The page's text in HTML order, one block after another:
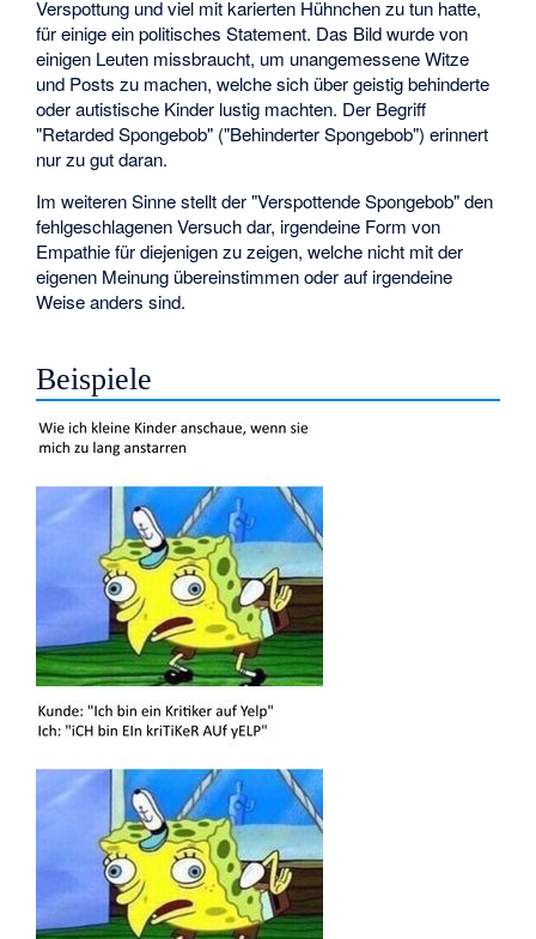
Verspottung und viel mit karierten Hühnchen zu tun hatte,
für einige ein politisches Statement. Das Bild wurde von
einigen Leuten missbraucht, um unangemessene Witze
und Posts zu machen, welche sich über geistig behinderte
oder autistische Kinder lustig machten. Der Begriff
"Retarded Spongebob" ("Behinderter Spongebob") erinnert
nur zu gut daran.
Im weiteren Sinne stellt der "Verspottende Spongebob" den
fehlgeschlagenen Versuch dar, irgendeine Form von
Empathie für diejenigen zu zeigen, welche nicht mit der
eigenen Meinung übereinstimmen oder auf irgendeine
Weise anders sind.
Beispiele